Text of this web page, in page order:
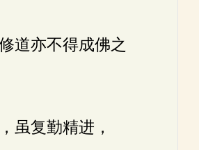
道亦不得成佛之
虽复勤精进，